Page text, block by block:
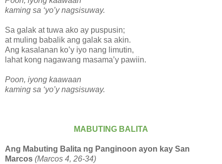
kaming sa ‘yo’y nagsisuway.
Sa galak at tuwa ako ay puspusin;
at muling babalik ang galak sa akin.
Ang kasalanan ko’y iyo nang limutin,
lahat kong nagawang masama’y pawiin.
Poon, iyong kaawaan
kaming sa ‘yo’y nagsisuway.
MABUTING BALITA
Ang Mabuting Balita ng Panginoon ayon kay San
Marcos (Marcos 4, 26-34)